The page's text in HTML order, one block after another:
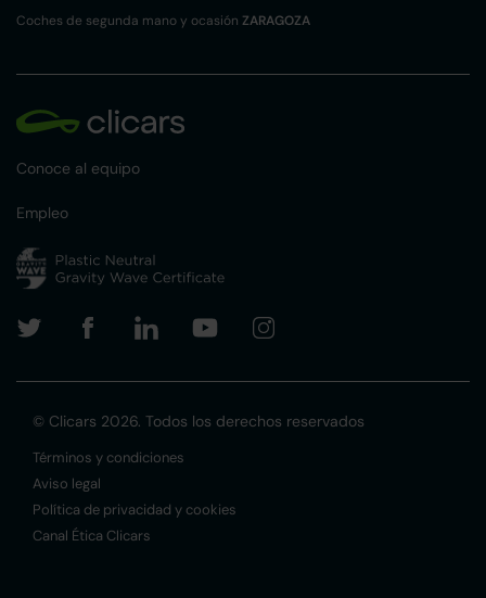
Coches de segunda mano y ocasión ZARAGOZA
Conoce al equipo
Empleo
© Clicars 2026. Todos los derechos reservados
Términos y condiciones
Aviso legal
Política de privacidad y cookies
Canal Ética Clicars